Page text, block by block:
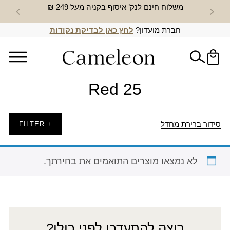
משלוח חינם לנק’ איסוף בקניה מעל 249 ₪ חדש
חברת מועדון? לחץ כאן לבדיקת נקודות
Red 25
סידור ברירת מחדל + FILTER
לא נמצאו מוצרים התואמים את בחירתך.